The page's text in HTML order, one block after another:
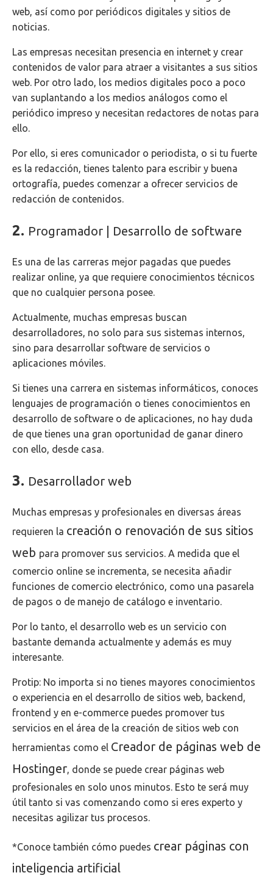
web, así como por periódicos digitales y sitios de
noticias.
Las empresas necesitan presencia en internet y crear
contenidos de valor para atraer a visitantes a sus sitios
web. Por otro lado, los medios digitales poco a poco
van suplantando a los medios análogos como el
periódico impreso y necesitan redactores de notas para
ello.
Por ello, si eres comunicador o periodista, o si tu fuerte
es la redacción, tienes talento para escribir y buena
ortografía, puedes comenzar a ofrecer servicios de
redacción de contenidos.
2. Programador | Desarrollo de software
Es una de las carreras mejor pagadas que puedes
realizar online, ya que requiere conocimientos técnicos
que no cualquier persona posee.
Actualmente, muchas empresas buscan
desarrolladores, no solo para sus sistemas internos,
sino para desarrollar software de servicios o
aplicaciones móviles.
Si tienes una carrera en sistemas informáticos, conoces
lenguajes de programación o tienes conocimientos en
desarrollo de software o de aplicaciones, no hay duda
de que tienes una gran oportunidad de ganar dinero
con ello, desde casa.
3. Desarrollador web
Muchas empresas y profesionales en diversas áreas
requieren la creación o renovación de sus sitios
web para promover sus servicios. A medida que el
comercio online se incrementa, se necesita añadir
funciones de comercio electrónico, como una pasarela
de pagos o de manejo de catálogo e inventario.
Por lo tanto, el desarrollo web es un servicio con
bastante demanda actualmente y además es muy
interesante.
Protip: No importa si no tienes mayores conocimientos
o experiencia en el desarrollo de sitios web, backend,
frontend y en e-commerce puedes promover tus
servicios en el área de la creación de sitios web con
herramientas como el Creador de páginas web de
Hostinger, donde se puede crear páginas web
profesionales en solo unos minutos. Esto te será muy
útil tanto si vas comenzando como si eres experto y
necesitas agilizar tus procesos.
*Conoce también cómo puedes crear páginas con
inteligencia artificial